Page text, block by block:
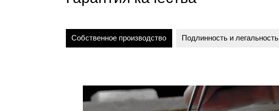
Собственное производство Подлинность и легальность